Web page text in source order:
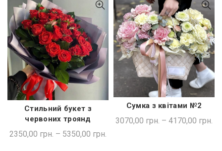
ШВИДКА ПОКУПКА
Стильний букет з
червоних троянд
2350,00 грн. – 5350,00 грн.
ШВИДКА ПОКУПКА
Сумка з квітами №2
3070,00 грн. – 4170,00 грн.